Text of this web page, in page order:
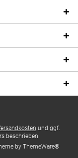
und ggf.
beschrieben
by ThemeWare®